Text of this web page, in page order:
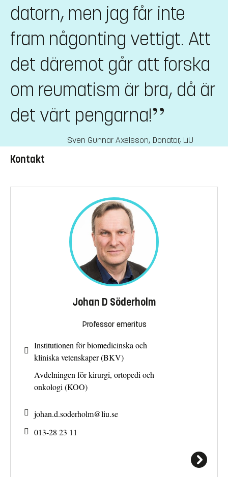
datorn, men jag får inte
fram någonting vettigt. Att
det däremot går att forska
om reumatism är bra, då är
det värt pengarna!
Sven Gunnar Axelsson, Donator, LiU
Kontakt
Johan D Söderholm
Professor emeritus
Institutionen för biomedicinska och
kliniska vetenskaper (BKV)
Avdelningen för kirurgi, ortopedi och
onkologi (KOO)
johan.d.soderholm@liu.se
013-28 23 11